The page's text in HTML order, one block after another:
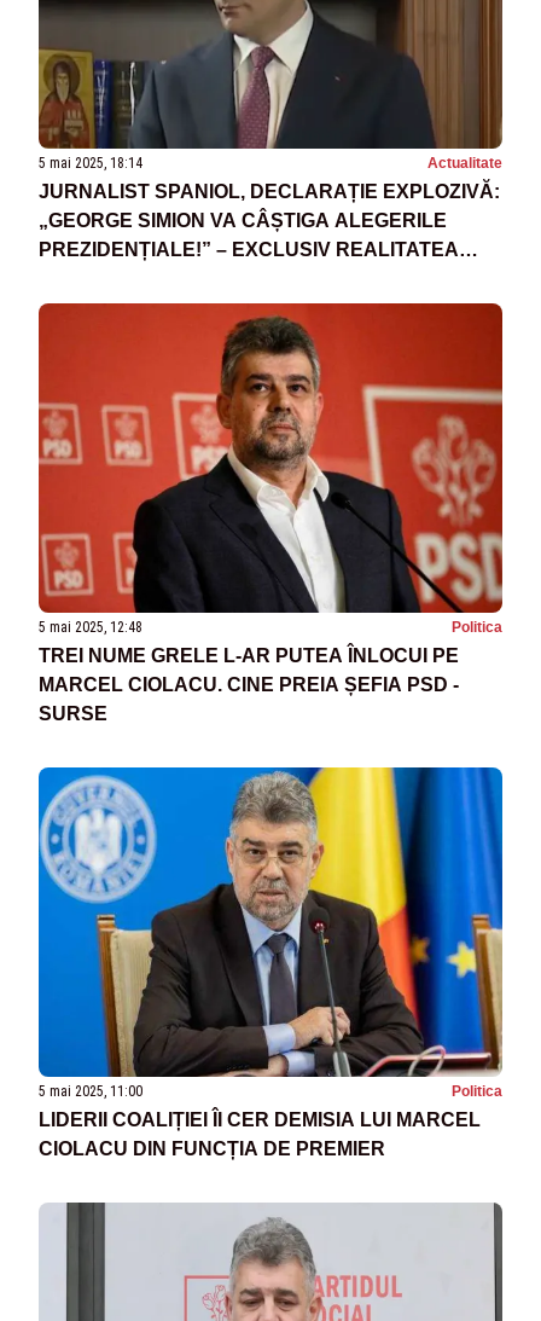
5 mai 2025, 18:14 Actualitate
JURNALIST SPANIOL, DECLARAȚIE EXPLOZIVĂ:
„GEORGE SIMION VA CÂȘTIGA ALEGERILE
PREZIDENȚIALE!” – EXCLUSIV REALITATEA
5 mai 2025, 12:48 Politica
TREI NUME GRELE L-AR PUTEA ÎNLOCUI PE
MARCEL CIOLACU. CINE PREIA ȘEFIA PSD -
SURSE
5 mai 2025, 11:00 Politica
LIDERII COALIȚIEI ÎI CER DEMISIA LUI MARCEL
CIOLACU DIN FUNCȚIA DE PREMIER